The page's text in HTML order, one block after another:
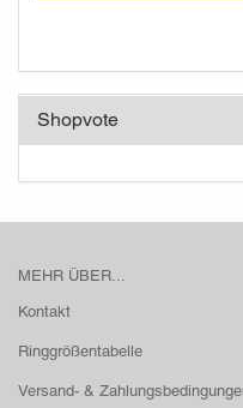
Shopvote
MEHR ÜBER...
Kontakt
Ringgrößentabelle
Versand- &